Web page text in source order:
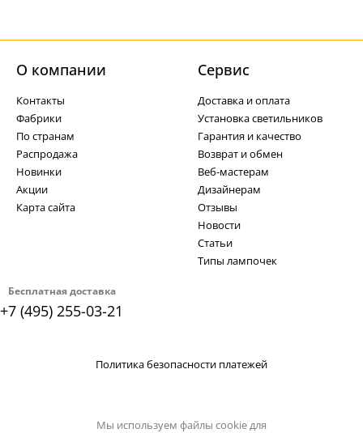
Бесплатная доставка
+7 (495) 255-03-21
О компании
Контакты
Фабрики
По странам
Распродажа
Новинки
Акции
Карта сайта
Cервис
Доставка и оплата
Установка светильников
Гарантия и качество
Возврат и обмен
Веб-мастерам
Дизайнерам
Отзывы
Новости
Статьи
Типы лампочек
Политика безопасности платежей
Мы используем файлы cookie для